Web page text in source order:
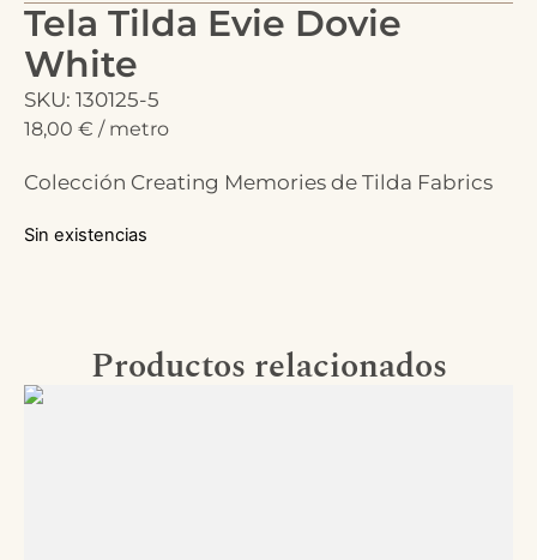
Tela Tilda Evie Dovie
White
SKU: 130125-5
18,00 € / metro
Colección Creating Memories de Tilda Fabrics
Sin existencias
Productos relacionados